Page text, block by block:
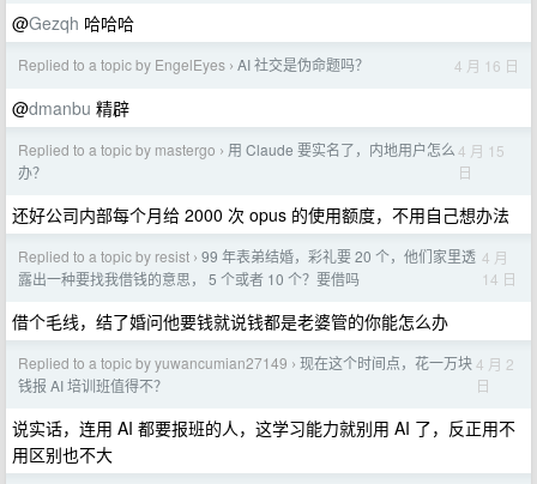
@Gezqh 哈哈哈
Replied to a topic by EngelEyes › AI 社交是伪命题吗？ 4 月 16 日
@dmanbu 精辟
Replied to a topic by mastergo › 用 Claude 要实名了，内地用户怎么
办？
4 月 15
日
还好公司内部每个月给 2000 次 opus 的使用额度，不用自己想办法
Replied to a topic by resist › 99 年表弟结婚，彩礼要 20 个，他们家里透
露出一种要找我借钱的意思， 5 个或者 10 个？要借吗
4 月
14 日
借个毛线，结了婚问他要钱就说钱都是老婆管的你能怎么办
Replied to a topic by yuwancumian27149 › 现在这个时间点，花一万块
钱报 AI 培训班值得不？
4 月 2
日
说实话，连用 AI 都要报班的人，这学习能力就别用 AI 了，反正用不
用区别也不大